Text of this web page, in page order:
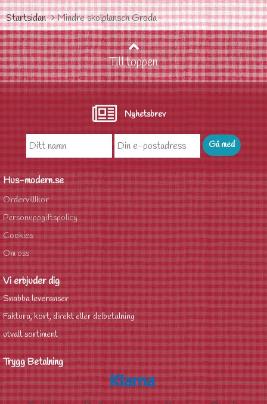
Startsidan Mindre skolplansch Groda
Till toppen
Nyhetsbrev
Hus-modern.se
Ordervilllkor
Personuppgiftspolicy
Cookies
Om oss
Vi erbjuder dig
Snabba leveranser
Faktura, kort, direkt eller delbetalning
utvalt sortiment
Trygg Betalning